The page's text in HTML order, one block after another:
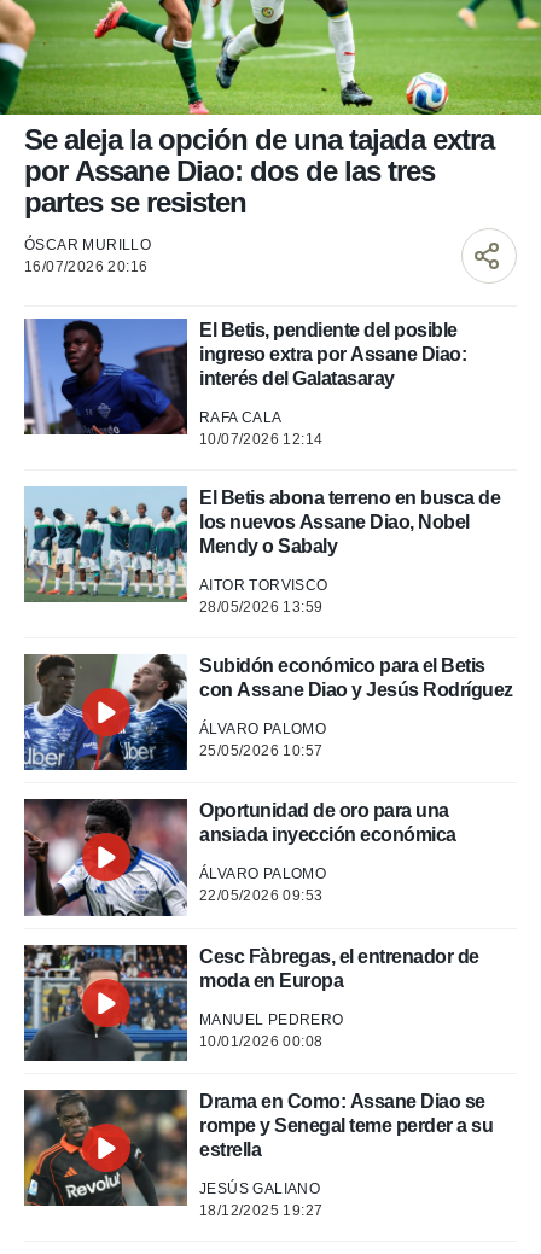
permite
seguir
a la
todas
ya sean
nos
y análisis
en
así como
perfil
en
más
nuestra
de
cookies
aceptar
de
sitio
te
de que
sean
ACEPTAR
Y
CONTINUAR
CONFIGURAR
RECHAZAR
Se aleja la opción de una tajada extra
por Assane Diao: dos de las tres
partes se resisten
ÓSCAR MURILLO
16/07/2026 20:16
El Betis, pendiente del posible
ingreso extra por Assane Diao:
interés del Galatasaray
RAFA CALA
10/07/2026 12:14
El Betis abona terreno en busca de
los nuevos Assane Diao, Nobel
Mendy o Sabaly
AITOR TORVISCO
28/05/2026 13:59
Subidón económico para el Betis
con Assane Diao y Jesús Rodríguez
ÁLVARO PALOMO
25/05/2026 10:57
Oportunidad de oro para una
ansiada inyección económica
ÁLVARO PALOMO
22/05/2026 09:53
Cesc Fàbregas, el entrenador de
moda en Europa
MANUEL PEDRERO
10/01/2026 00:08
Drama en Como: Assane Diao se
rompe y Senegal teme perder a su
estrella
JESÚS GALIANO
18/12/2025 19:27